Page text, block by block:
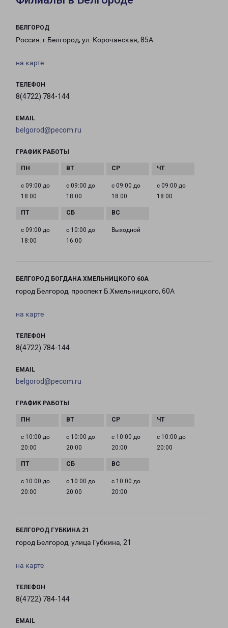
БЕЛГОРОД
Россия. г.Белгород, ул. Корочанская, 85А
на карте
ТЕЛЕФОН
8(4722) 784-144
EMAIL
belgorod@pecom.ru
ГРАФИК РАБОТЫ
с 09:00 до
18:00
с 09:00 до
18:00
с 09:00 до
18:00
с 09:00 до
18:00
с 09:00 до
18:00
с 10:00 до
16:00
Выходной
БЕЛГОРОД БОГДАНА ХМЕЛЬНИЦКОГО 60А
город Белгород, проспект Б.Хмельницкого, 60А
на карте
ТЕЛЕФОН
8(4722) 784-144
EMAIL
belgorod@pecom.ru
ГРАФИК РАБОТЫ
с 10:00 до
20:00
с 10:00 до
20:00
с 10:00 до
20:00
с 10:00 до
20:00
с 10:00 до
20:00
с 10:00 до
20:00
с 10:00 до
20:00
БЕЛГОРОД ГУБКИНА 21
город Белгород, улица Губкина, 21
на карте
ТЕЛЕФОН
8(4722) 784-144
EMAIL